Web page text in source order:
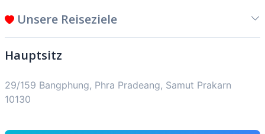
Unsere Reiseziele
Hauptsitz
29/159 Bangphung, Phra Pradeang, Samut Prakarn
10130